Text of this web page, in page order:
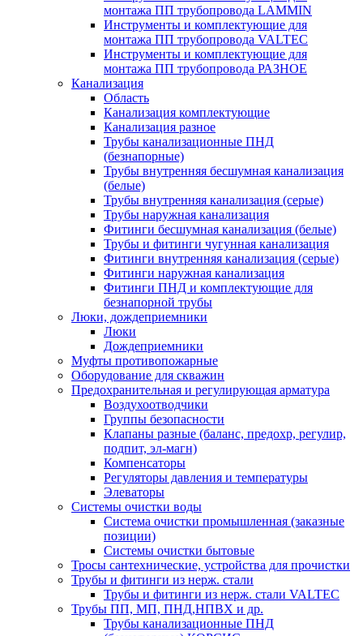
монтажа ПП трубопровода LAMMIN
Инструменты и комплектующие для
монтажа ПП трубопровода VALTEC
Инструменты и комплектующие для
монтажа ПП трубопровода РАЗНОЕ
Канализация
Область
Канализация комплектующие
Канализация разное
Трубы канализационные ПНД
(безнапорные)
Трубы внутренняя бесшумная канализация
(белые)
Трубы внутренняя канализация (серые)
Трубы наружная канализация
Фитинги бесшумная канализация (белые)
Трубы и фитинги чугунная канализация
Фитинги внутренняя канализация (серые)
Фитинги наружная канализация
Фитинги ПНД и комплектующие для
безнапорной трубы
Люки, дождеприемники
Люки
Дождеприемники
Муфты противопожарные
Оборудование для скважин
Предохранительная и регулирующая арматура
Воздухоотводчики
Группы безопасности
Клапаны разные (баланс, предохр, регулир,
подпит, эл-магн)
Компенсаторы
Регуляторы давления и температуры
Элеваторы
Системы очистки воды
Система очистки промышленная (заказные
позиции)
Системы очистки бытовые
Тросы сантехнические, устройства для прочистки
Трубы и фитинги из нерж. стали
Трубы и фитинги из нерж. стали VALTEC
Трубы ПП, МП, ПНД,НПВХ и др.
Трубы канализационные ПНД